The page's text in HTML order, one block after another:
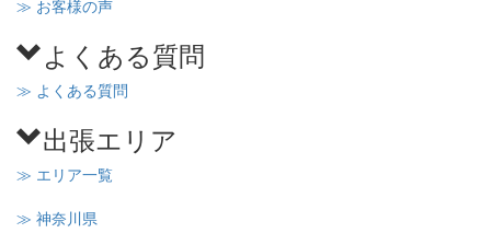
≫ お客様の声
よくある質問
≫ よくある質問
出張エリア
≫ エリア一覧
≫ 神奈川県